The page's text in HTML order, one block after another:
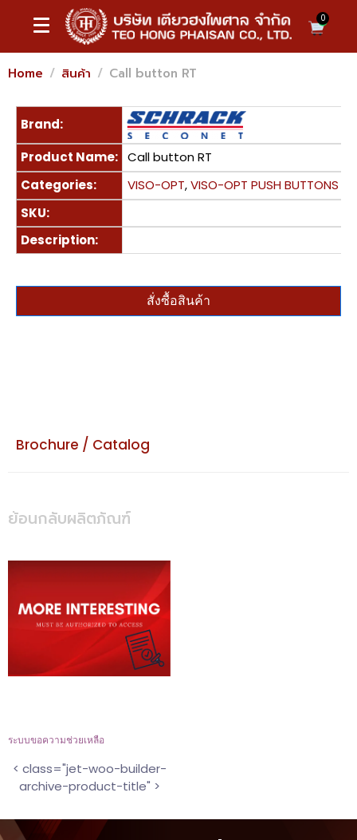
0
Home สินค้า Call button RT
Brand:
Product Name: Call button RT
Categories:
VISO-OPT,VISO-OPT PUSH BUTTONS
SKU:
Description:
สั่งซื้อสินค้า
Brochure / Catalog
ย้อนกลับผลิตภัณฑ์
ระบบขอความช่วยเหลือ
< class="jet-woo-builder-
archive-product-title" >